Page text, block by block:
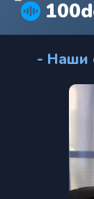
- Наши